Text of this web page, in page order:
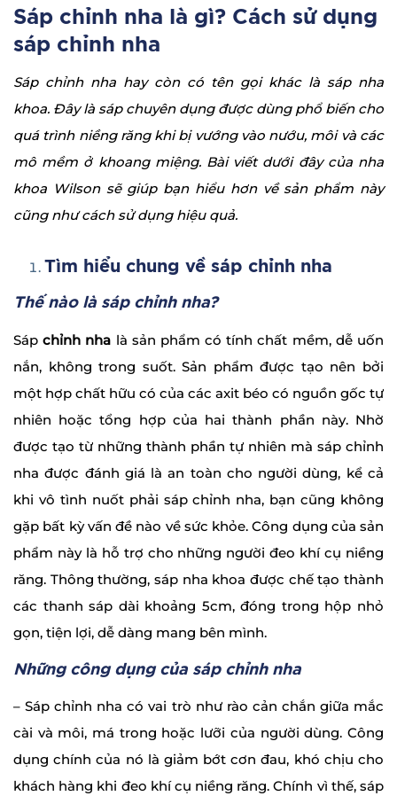
Sáp chỉnh nha là gì? Cách sử dụng
sáp chỉnh nha
Sáp chỉnh nha hay còn có tên gọi khác là sáp nha
khoa. Đây là sáp chuyên dụng được dùng phổ biến cho
quá trình niềng răng khi bị vướng vào nướu, môi và các
mô mềm ở khoang miệng. Bài viết dưới đây của nha
khoa Wilson sẽ giúp bạn hiểu hơn về sản phẩm này
cũng như cách sử dụng hiệu quả.
Tìm hiểu chung về sáp chỉnh nha
Thế nào là sáp chỉnh nha?
Sápchỉnh nha là sản phẩm có tính chất mềm, dễ uốn
nắn, không trong suốt. Sản phẩm được tạo nên bởi
một hợp chất hữu có của các axit béo có nguồn gốc tự
nhiên hoặc tổng hợp của hai thành phần này. Nhờ
được tạo từ những thành phần tự nhiên mà sáp chỉnh
nha được đánh giá là an toàn cho người dùng, kể cả
khi vô tình nuốt phải sáp chỉnh nha, bạn cũng không
gặp bất kỳ vấn đề nào về sức khỏe. Công dụng của sản
phẩm này là hỗ trợ cho những người đeo khí cụ niềng
răng. Thông thường, sáp nha khoa được chế tạo thành
các thanh sáp dài khoảng 5cm, đóng trong hộp nhỏ
gọn, tiện lợi, dễ dàng mang bên mình.
Những công dụng của sáp chỉnh nha
– Sáp chỉnh nha có vai trò như rào cản chắn giữa mắc
cài và môi, má trong hoặc lưỡi của người dùng. Công
dụng chính của nó là giảm bớt cơn đau, khó chịu cho
khách hàng khi đeo khí cụ niềng răng. Chính vì thế, sáp